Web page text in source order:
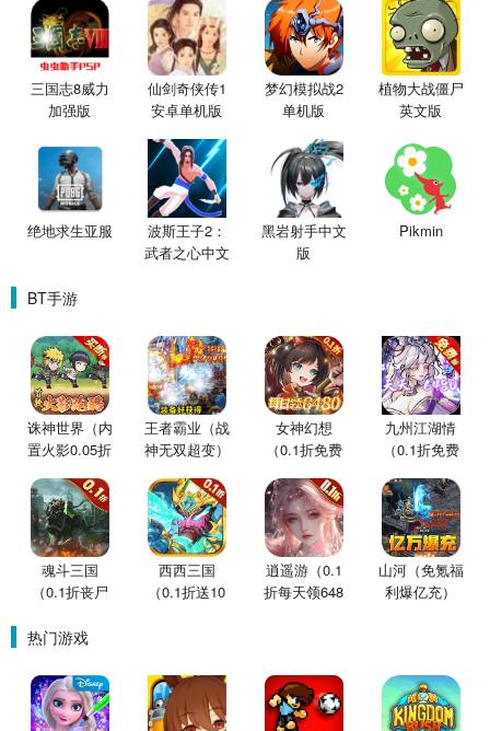
三国志8威力
加强版
仙剑奇侠传1
安卓单机版
梦幻模拟战2
单机版
植物大战僵尸
英文版
绝地求生亚服
波斯王子2：
武者之心中文
黑岩射手中文
版
Pikmin
BT手游
诛神世界（内
置火影0.05折
王者霸业（战
神无双超变）
女神幻想
（0.1折免费
九州江湖情
（0.1折免费
魂斗三国
（0.1折丧尸
西西三国
（0.1折送10
逍遥游（0.1
折每天领648
山河（免氪福
利爆亿充）
热门游戏